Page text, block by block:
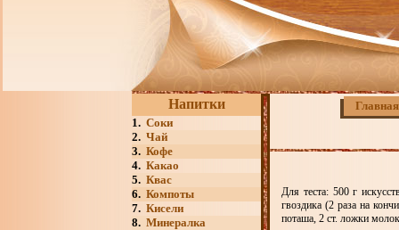
Напитки
1. Соки
2. Чай
3. Кофе
4. Какао
5. Квас
6. Компоты
7. Кисели
8. Минералка
Главная
Для теста: 500 г
гвоздика (2 раза на
поташа, 2 ст. ложки